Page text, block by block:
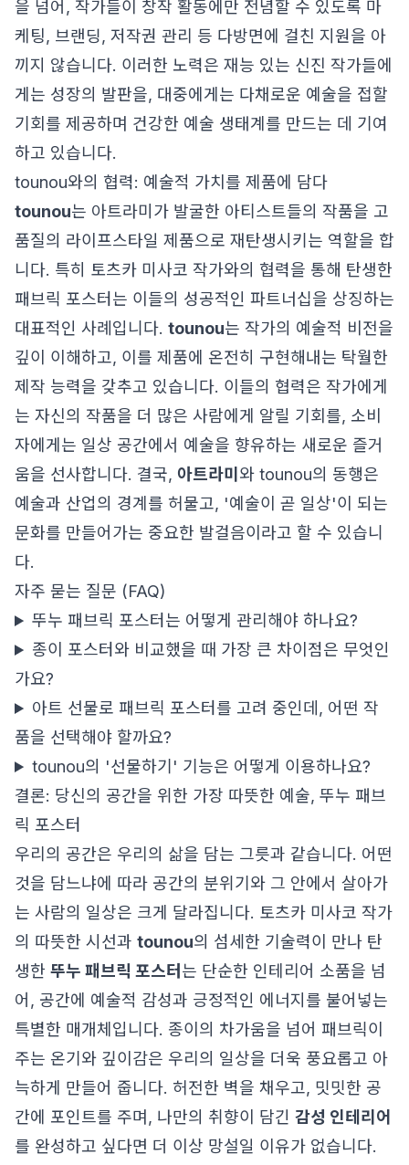
을 넘어, 작가들이 창작 활동에만 전념할 수 있도록 마
케팅, 브랜딩, 저작권 관리 등 다방면에 걸친 지원을 아
끼지 않습니다. 이러한 노력은 재능 있는 신진 작가들에
게는 성장의 발판을, 대중에게는 다채로운 예술을 접할
기회를 제공하며 건강한 예술 생태계를 만드는 데 기여
하고 있습니다.
tounou와의 협력: 예술적 가치를 제품에 담다
tounou는 아트라미가 발굴한 아티스트들의 작품을 고
품질의 라이프스타일 제품으로 재탄생시키는 역할을 합
니다. 특히 토츠카 미사코 작가와의 협력을 통해 탄생한
패브릭 포스터는 이들의 성공적인 파트너십을 상징하는
대표적인 사례입니다. tounou는 작가의 예술적 비전을
깊이 이해하고, 이를 제품에 온전히 구현해내는 탁월한
제작 능력을 갖추고 있습니다. 이들의 협력은 작가에게
는 자신의 작품을 더 많은 사람에게 알릴 기회를, 소비
자에게는 일상 공간에서 예술을 향유하는 새로운 즐거
움을 선사합니다. 결국, 아트라미 와 tounou의 동행은
예술과 산업의 경계를 허물고, '예술이 곧 일상'이 되는
문화를 만들어가는 중요한 발걸음이라고 할 수 있습니
다.
자주 묻는 질문 (FAQ)
뚜누 패브릭 포스터는 어떻게 관리해야 하나요?
종이 포스터와 비교했을 때 가장 큰 차이점은 무엇인
가요?
아트 선물로 패브릭 포스터를 고려 중인데, 어떤 작
품을 선택해야 할까요?
tounou의 '선물하기' 기능은 어떻게 이용하나요?
결론: 당신의 공간을 위한 가장 따뜻한 예술, 뚜누 패브
릭 포스터
우리의 공간은 우리의 삶을 담는 그릇과 같습니다. 어떤
것을 담느냐에 따라 공간의 분위기와 그 안에서 살아가
는 사람의 일상은 크게 달라집니다. 토츠카 미사코 작가
의 따뜻한 시선과 tounou의 섬세한 기술력이 만나 탄
생한 뚜누 패브릭 포스터 는 단순한 인테리어 소품을 넘
어, 공간에 예술적 감성과 긍정적인 에너지를 불어넣는
특별한 매개체입니다. 종이의 차가움을 넘어 패브릭이
주는 온기와 깊이감은 우리의 일상을 더욱 풍요롭고 아
늑하게 만들어 줍니다. 허전한 벽을 채우고, 밋밋한 공
간에 포인트를 주며, 나만의 취향이 담긴 감성 인테리어
를 완성하고 싶다면 더 이상 망설일 이유가 없습니다.